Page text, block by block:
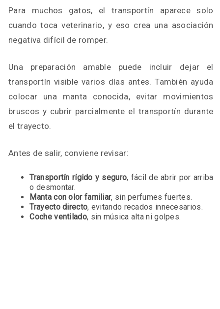
Para muchos gatos, el transportín aparece solo
cuando toca veterinario, y eso crea una asociación
negativa difícil de romper.
Una preparación amable puede incluir dejar el
transportín visible varios días antes. También ayuda
colocar una manta conocida, evitar movimientos
bruscos y cubrir parcialmente el transportín durante
el trayecto.
Antes de salir, conviene revisar:
Transportín rígido y seguro, fácil de abrir por arriba
o desmontar.
Manta con olor familiar, sin perfumes fuertes.
Trayecto directo, evitando recados innecesarios.
Coche ventilado, sin música alta ni golpes.